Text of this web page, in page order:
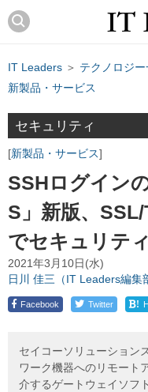
IT Leaders ＞ テクノロジ
新製品・サービス
セキュリティ
新製品・サービス
SSHログイン
S」新版、
でセキュリテ
2021年3月10日(水)
日川 佳三（IT Leaders編集
Facebook Twitter !
セイコーソリューション
ワーク機器へのリモート
介するゲートウェイソフ